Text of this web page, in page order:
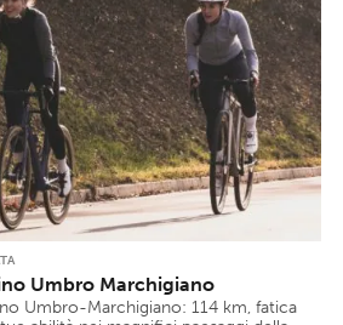
Umbro Marchigiano
Umbro-Marchigiano: 114 km, fatica